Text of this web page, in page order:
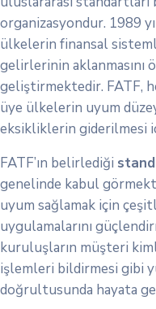
organizasyondur. 1989
ülkelerin finansal
gelirlerinin
geliştirmektedir. FATF,
üye ülkelerin uyum
eksikliklerin giderilmesi
FATF’ın belirlediği
genelinde kabul
uyum sağlamak için
uygulamalarını
kuruluşların müşteri
işlemleri bildirmesi gibi
doğrultusunda hayata